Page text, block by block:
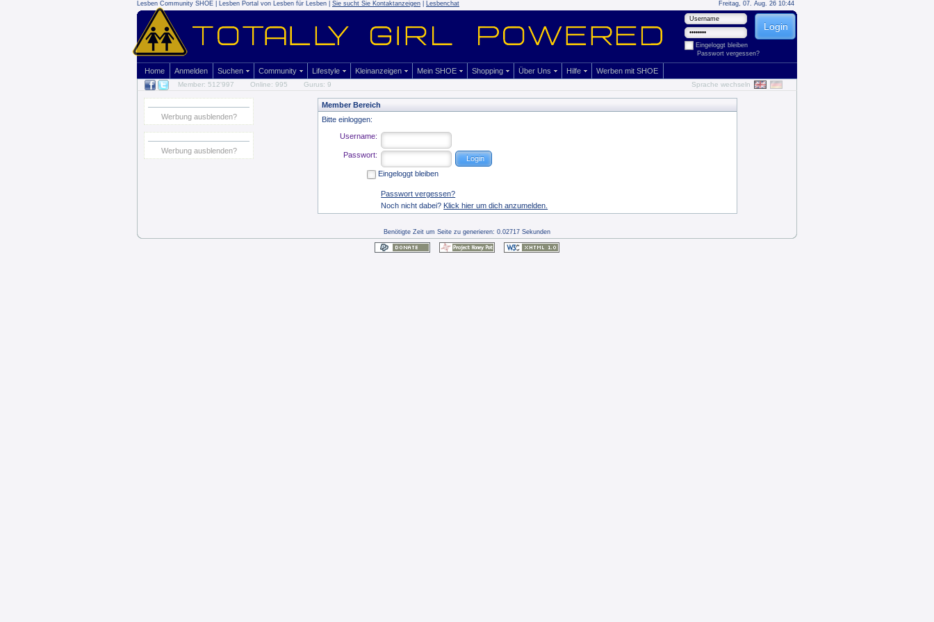
Lesben Community SHOE | Lesben Portal von Lesben für Lesben | Sie sucht Sie Kontaktanzeigen Lesbenchat Freitag, 07. Aug. 26 10:44
Eingeloggt bleiben
Passwort vergessen?
Home Anmelden Suchen Community Lifestyle Kleinanzeigen Mein SHOE Shopping Über Uns Hilfe Werben mit SHOE
Member: 512'997 Online: 995 Gurus: 9 Sprache wechseln
Werbung ausblenden?
Werbung ausblenden?
Member Bereich
Bitte einloggen:
Username:
Passwort:
Eingeloggt bleiben
Passwort vergessen?
Noch nicht dabei? Klick hier um dich anzumelden.
Benötigte Zeit um Seite zu generieren: 0.02717 Sekunden